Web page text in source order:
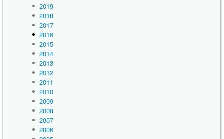
2019
2018
2017
2016
2015
2014
2013
2012
2011
2010
2009
2008
2007
2006